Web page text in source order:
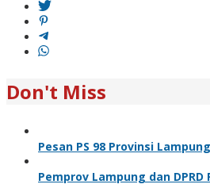
Don't Miss
Pesan PS 98 Provinsi
Pemprov Lampung dan